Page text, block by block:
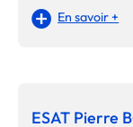
En savoir +
ESAT Pierre